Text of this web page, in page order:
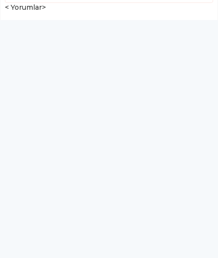
< Yorumlar>